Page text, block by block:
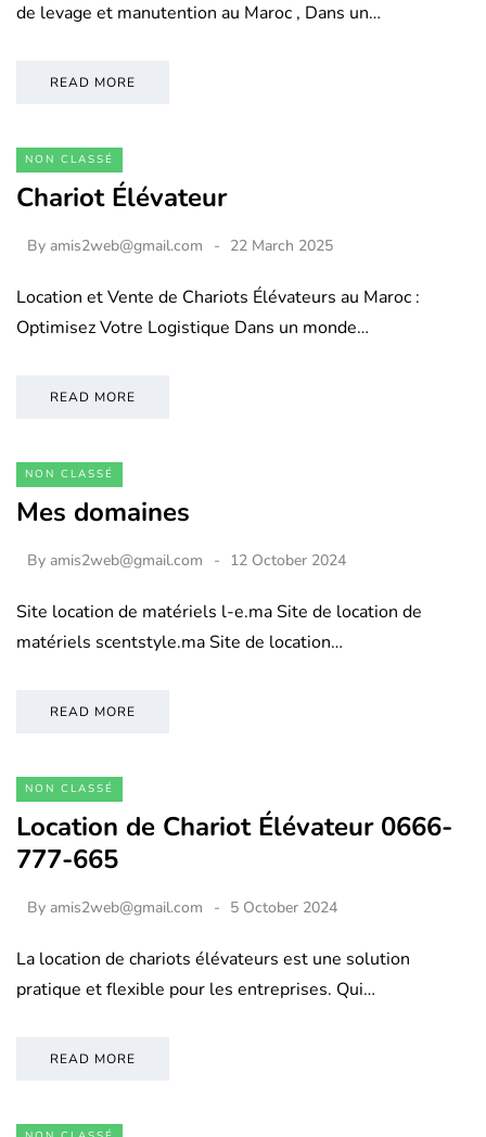
de levage et manutention au Maroc , Dans un…
READ MORE
NON CLASSÉ
Chariot Élévateur
By amis2web@gmail.com 22 March 2025
Location et Vente de Chariots Élévateurs au Maroc :
Optimisez Votre Logistique Dans un monde…
READ MORE
NON CLASSÉ
Mes domaines
By amis2web@gmail.com 12 October 2024
Site location de matériels l-e.ma Site de location de
matériels scentstyle.ma Site de location…
READ MORE
NON CLASSÉ
Location de Chariot Élévateur 0666-
777-665
By amis2web@gmail.com 5 October 2024
La location de chariots élévateurs est une solution
pratique et flexible pour les entreprises. Qui…
READ MORE